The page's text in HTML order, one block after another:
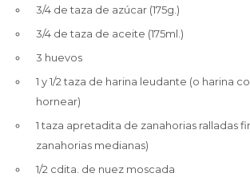
3/4 de taza de azúcar (175g.)
3/4 de taza de aceite (175ml.)
3 huevos
1 y 1/2 taza de harina leudante (o harina
hornear)
1 taza apretadita de zanahorias ralladas
zanahorias medianas)
1/2 cdita. de nuez moscada
Hogar
Baño
Cuidado personal